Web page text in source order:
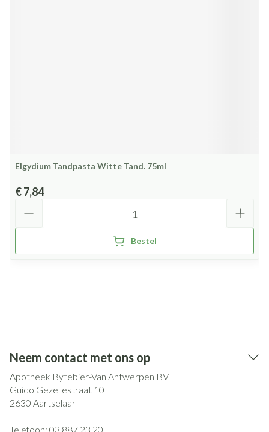
Elgydium Tandpasta Witte Tand. 75ml
€ 7,84
Bestel
Neem contact met ons op
Apotheek Bytebier-Van Antwerpen BV
Guido Gezellestraat 10
2630 Aartselaar
Telefoon: 03 887 23 20